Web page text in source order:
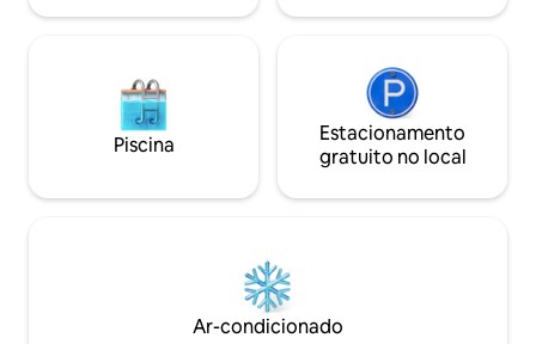
Piscina
Estacionamento
gratuito no local
Ar-condicionado